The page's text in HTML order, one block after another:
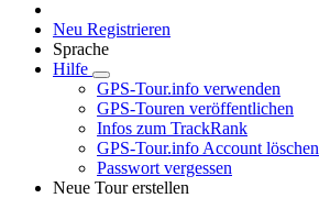
Neu Registrieren
Sprache
Hilfe
GPS-Tour.info verwenden
GPS-Touren veröffentlichen
Infos zum TrackRank
GPS-Tour.info Account löschen
Passwort vergessen
Neue Tour erstellen